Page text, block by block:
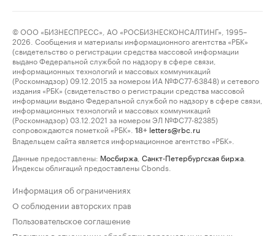
© ООО «БИЗНЕСПРЕСС», АО «РОСБИЗНЕСКОНСАЛТИНГ», 1995–
2026. Сообщения и материалы информационного агентства «РБК»
(свидетельство о регистрации средства массовой информации
выдано Федеральной службой по надзору в сфере связи,
информационных технологий и массовых коммуникаций
(Роскомнадзор) 09.12.2015 за номером ИА №ФС77-63848) и сетевого
издания «РБК» (свидетельство о регистрации средства массовой
информации выдано Федеральной службой по надзору в сфере связи,
информационных технологий и массовых коммуникаций
(Роскомнадзор) 03.12.2021 за номером ЭЛ №ФС77-82385)
сопровождаются пометкой «РБК».
18+ letters@rbc.ru
Владельцем сайта является информационное агентство «РБК».
Данные предоставлены: Мосбиржа Санкт-Петербургская биржа
Индексы облигаций предоставлены Cbonds.
Информация об ограничениях
О соблюдении авторских прав
Пользовательское соглашение